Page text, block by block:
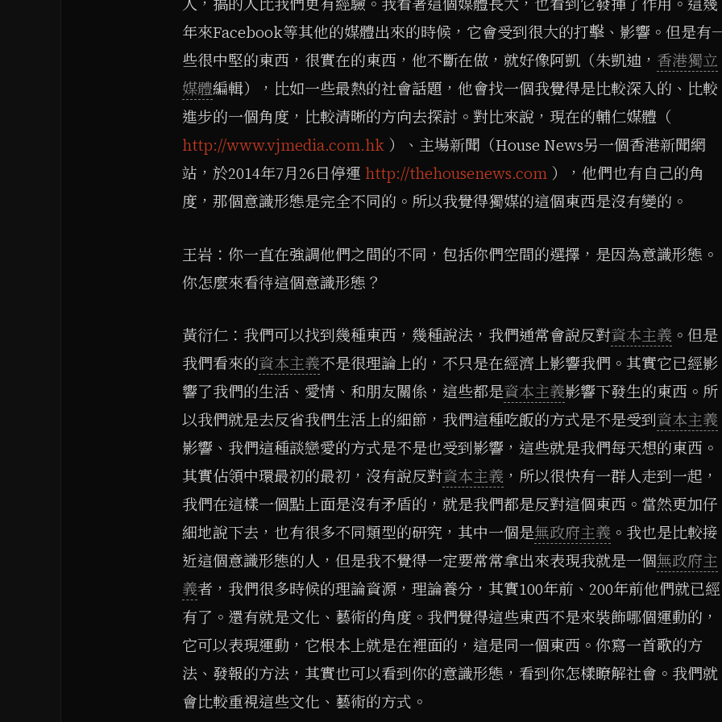
人，搞的人比我們更有經驗。我看著這個媒體長大，也看到它發揮了作用。這幾
年來Facebook等其他的媒體出來的時候，它會受到很大的打擊、影響。但是有
些很中堅的東西，很實在的東西，他不斷在做，就好像阿凱（朱凱迪， 香港獨立
媒體編輯），比如一些最熱的社會話題，他會找一個我覺得是比較深入的、比較
進步的一個角度，比較清晰的方向去探討。對比來說，現在的輔仁媒體（​
http://www.vjmedia.com.hk ）、主場新聞（House News另一個香港新聞網
站，於2014年7月26日停運 http://thehousenews.com ），他們也有自己的角
度，那個意識形態是完全不同的。所以我覺得獨媒的這個東西是沒有變的。
王岩：你一直在強調他們之間的不同，包括你們空間的選擇，是因為意識形態。
你怎麼來看待這個意識形態？
黃衍仁：我們可以找到幾種東西，幾種說法，我們通常會說反對資本主義 。但是
我們看來的資本主義不是很理論上的，不只是在經濟上影響我們。其實它已經影
響了我們的生活、愛情、和朋友關係，這些都是資本主義影響下發生的東西。所
以我們就是去反省我們生活上的細節，我們這種吃飯的方式是不是受到資本主義
影響、我們這種談戀愛的方式是不是也受到影響，這些就是我們每天想的東西。
其實佔領中環最初的最初，沒有說反對資本主義 ，所以很快有一群人走到一起，
我們在這樣一個點上面是沒有矛盾的，就是我們都是反對這個東西。當然更加仔
細地說下去，也有很多不同類型的研究，其中一個是無政府主義 。我也是比較接
近這個意識形態的人，但是我不覺得一定要常常拿出來表現我就是一個無政府主
義者，我們很多時候的理論資源，理論養分，其實100年前、200年前他們就已經
有了。還有就是文化、藝術的角度。我們覺得這些東西不是來裝飾哪個運動的，
它可以表現運動，它根本上就是在裡面的，這是同一個東西。你寫一首歌的方
法、發報的方法，其實也可以看到你的意識形態，看到你怎樣瞭解社會。我們就
會比較重視這些文化、藝術的方式。